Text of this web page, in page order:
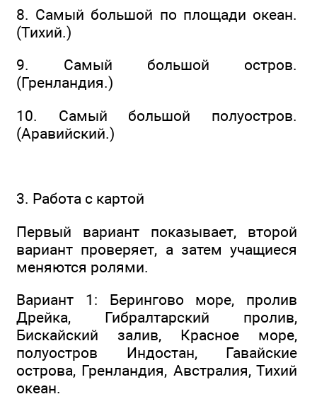
8. Самый большой по площади океан.
(Тихий.)
9. Самый большой остров.
(Гренландия.)
10. Самый большой полуостров.
(Аравийский.)
3. Работа с картой
Первый вариант показывает, второй
вариант проверяет, а затем учащиеся
меняются ролями.
Вариант 1: Берингово море, пролив
Дрейка, Гибралтарский пролив,
Бискайский залив, Красное море,
полуостров Индостан, Гавайские
острова, Гренландия, Австралия, Тихий
океан.